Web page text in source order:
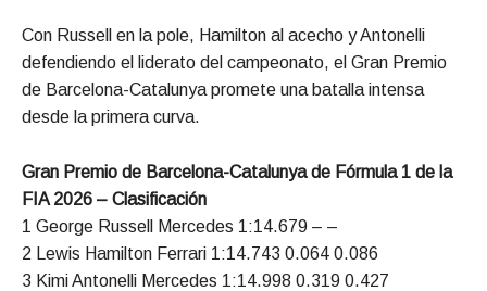
Con Russell en la pole, Hamilton al acecho y Antonelli
defendiendo el liderato del campeonato, el Gran Premio
de Barcelona-Catalunya promete una batalla intensa
desde la primera curva.
Gran Premio de Barcelona-Catalunya de Fórmula 1 de la
FIA 2026 – Clasificación
1 George Russell Mercedes 1:14.679 – –
2 Lewis Hamilton Ferrari 1:14.743 0.064 0.086
3 Kimi Antonelli Mercedes 1:14.998 0.319 0.427